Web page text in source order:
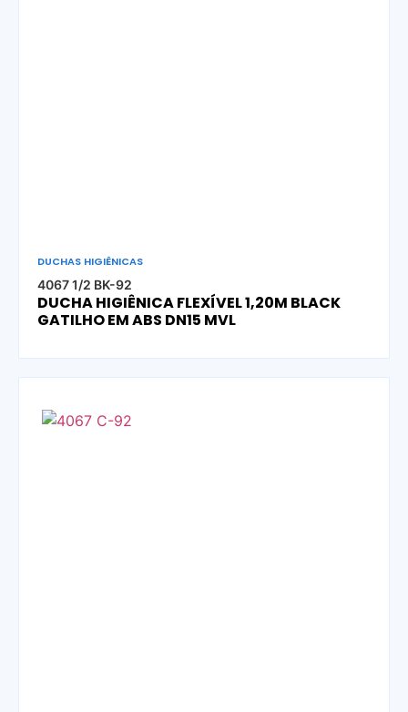
DUCHAS HIGIÊNICAS
4067 1/2 BK-92
DUCHA HIGIÊNICA FLEXÍVEL 1,20M BLACK
GATILHO EM ABS DN15 MVL